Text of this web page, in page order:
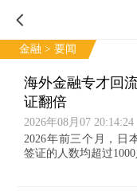
金融 > 要闻
海外金融专才回
证翻倍
2026年08月07 20:14:24
2026年前三个月，日
签证的人数均超过1000